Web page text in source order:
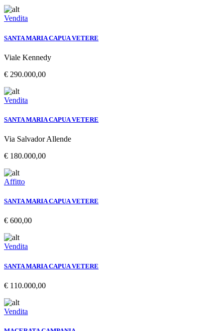
Vendita
SANTA MARIA CAPUA VETERE
Viale Kennedy
€ 290.000,00
Vendita
SANTA MARIA CAPUA VETERE
Via Salvador Allende
€ 180.000,00
Affitto
SANTA MARIA CAPUA VETERE
€ 600,00
Vendita
SANTA MARIA CAPUA VETERE
€ 110.000,00
Vendita